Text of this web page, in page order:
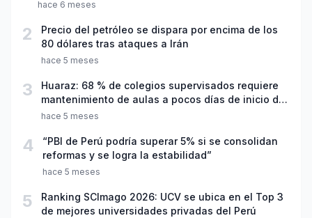
hace 6 meses
2
Precio del petróleo se dispara por encima de los
80 dólares tras ataques a Irán
hace 5 meses
3
Huaraz: 68 % de colegios supervisados requiere
mantenimiento de aulas a pocos días de inicio del
año escolar 2026
hace 5 meses
4
“PBI de Perú podría superar 5% si se consolidan
reformas y se logra la estabilidad”
hace 5 meses
5
Ranking SCImago 2026: UCV se ubica en el Top 3
de mejores universidades privadas del Perú